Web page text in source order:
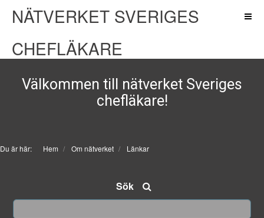
NÄTVERKET SVERIGES
CHEFLÄKARE
Välkommen till nätverket Sveriges
chefläkare!
Du är här: Hem Om nätverket Länkar
Sök